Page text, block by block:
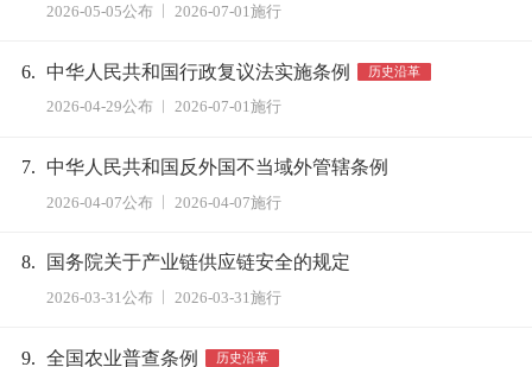
2026-05-05公布 2026-07-01施行
6. 中华人民共和国行政复议法实施条例 历史沿革
2026-04-29公布 2026-07-01施行
7. 中华人民共和国反外国不当域外管辖条例
2026-04-07公布 2026-04-07施行
8. 国务院关于产业链供应链安全的规定
2026-03-31公布 2026-03-31施行
9. 全国农业普查条例 历史沿革